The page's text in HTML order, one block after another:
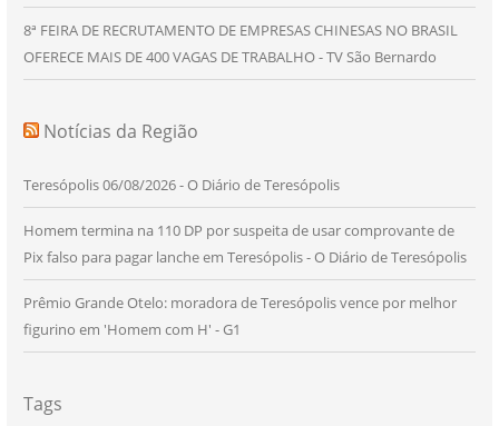
8ª FEIRA DE RECRUTAMENTO DE EMPRESAS CHINESAS NO BRASIL
OFERECE MAIS DE 400 VAGAS DE TRABALHO - TV São Bernardo
Notícias da Região
Teresópolis 06/08/2026 - O Diário de Teresópolis
Homem termina na 110 DP por suspeita de usar comprovante de
Pix falso para pagar lanche em Teresópolis - O Diário de Teresópolis
Prêmio Grande Otelo: moradora de Teresópolis vence por melhor
figurino em 'Homem com H' - G1
Tags